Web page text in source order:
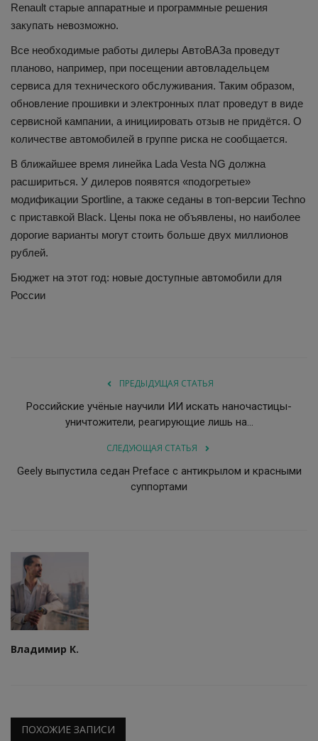
Renault старые аппаратные и программные решения
закупать невозможно.
Все необходимые работы дилеры АвтоВАЗа проведут
планово, например, при посещении автовладельцем
сервиса для технического обслуживания. Таким образом,
обновление прошивки и электронных плат проведут в виде
сервисной кампании, а инициировать отзыв не придётся. О
количестве автомобилей в группе риска не сообщается.
В ближайшее время линейка Lada Vesta NG должна
расшириться. У дилеров появятся «подогретые»
модификации Sportline, а также седаны в топ-версии Techno
с приставкой Black. Цены пока не объявлены, но наиболее
дорогие варианты могут стоить больше двух миллионов
рублей.
Бюджет на этот год: новые доступные автомобили для
России
ПРЕДЫДУЩАЯ СТАТЬЯ
Российские учёные научили ИИ искать наночастицы-
уничтожители, реагирующие лишь на...
СЛЕДУЮЩАЯ СТАТЬЯ
Geely выпустила седан Preface с антикрылом и красными
суппортами
Владимир К.
ПОХОЖИЕ ЗАПИСИ